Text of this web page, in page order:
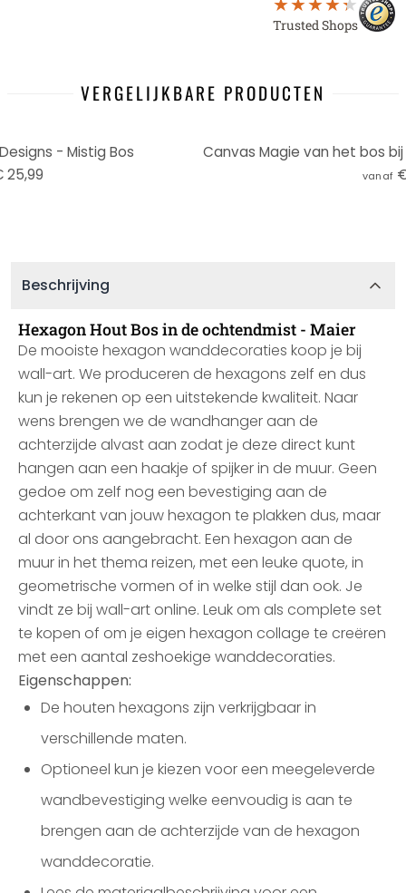
Trusted Shops
VERGELIJKBARE PRODUCTEN
- Mistig Bos
25,99
vanaf
Beschrijving
Hexagon Hout Bos in de ochtendmist - Maier
De mooiste hexagon wanddecoraties koop je bij
wall-art. We produceren de hexagons zelf en dus
kun je rekenen op een uitstekende kwaliteit. Naar
wens brengen we de wandhanger aan de
achterzijde alvast aan zodat je deze direct kunt
hangen aan een haakje of spijker in de muur. Geen
gedoe om zelf nog een bevestiging aan de
achterkant van jouw hexagon te plakken dus, maar
al door ons aangebracht. Een hexagon aan de
muur in het thema reizen, met een leuke quote, in
geometrische vormen of in welke stijl dan ook. Je
vindt ze bij wall-art online. Leuk om als complete set
te kopen of om je eigen hexagon collage te creëren
met een aantal zeshoekige wanddecoraties.
Eigenschappen:
De houten hexagons zijn verkrijgbaar in
verschillende maten.
Optioneel kun je kiezen voor een meegeleverde
wandbevestiging welke eenvoudig is aan te
brengen aan de achterzijde van de hexagon
wanddecoratie.